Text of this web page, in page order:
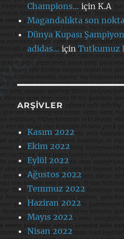
Champions…içinK.A
Magandalıkta son nokta
Dünya Kupası
adidas…içinTutkumuz
ARŞIVLER
Kasım 2022
Ekim 2022
Eylül 2022
Ağustos 2022
Temmuz 2022
Haziran 2022
Mayıs 2022
Nisan 2022